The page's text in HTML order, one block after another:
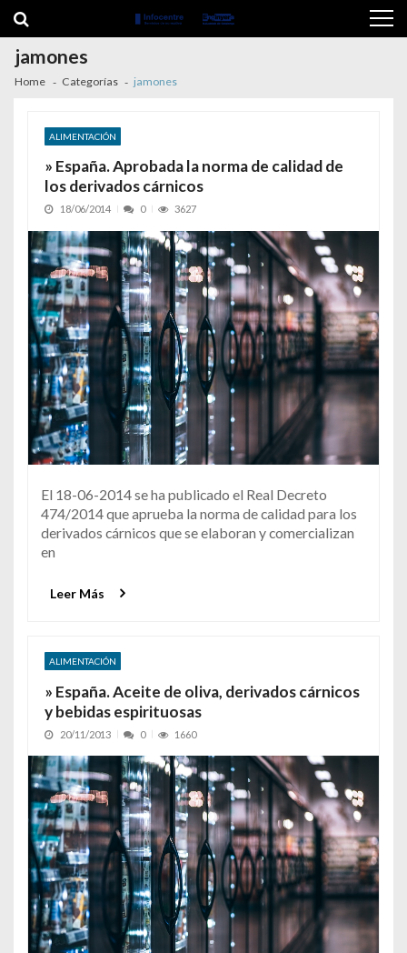
jamones
Home Categorías jamones
ALIMENTACIÓN
» España. Aprobada la norma de calidad de
los derivados cárnicos
18/06/2014 0 3627
El 18-06-2014 se ha publicado el Real Decreto
474/2014 que aprueba la norma de calidad para los
derivados cárnicos que se elaboran y comercializan
en
Leer Más
ALIMENTACIÓN
» España. Aceite de oliva, derivados cárnicos
y bebidas espirituosas
20/11/2013 0 1660